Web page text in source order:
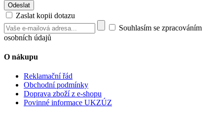
Zaslat kopii dotazu
Souhlasím se zpracováním
osobních údajů
O nákupu
Reklamační řád
Obchodní podmínky
Doprava zboží z e-shopu
Povinné informace UKZÚZ